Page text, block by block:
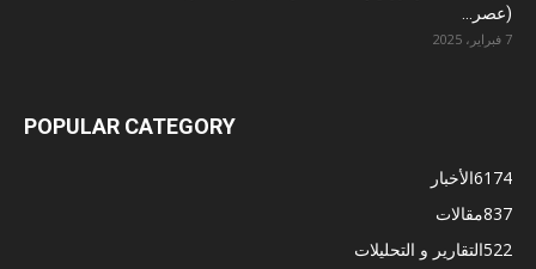
(عصر...
7 فبراير، 2025
POPULAR CATEGORY
الأخبار6174
مقالات837
التقارير و التحليلات522